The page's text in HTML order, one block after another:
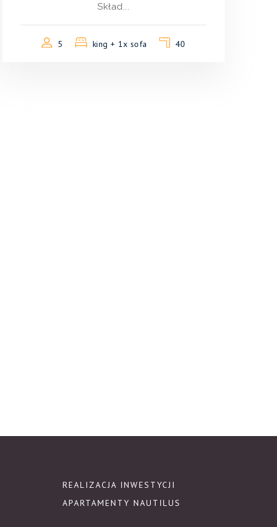
Skład...
5 king + 1x sofa 40
REALIZACJA INWESTYCJI
APARTAMENTY NAUTILUS